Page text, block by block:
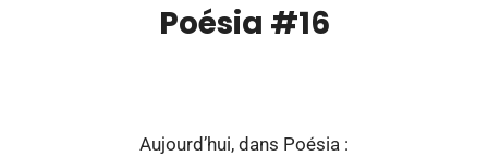
Poésia #16
Aujourd’hui, dans Poésia :